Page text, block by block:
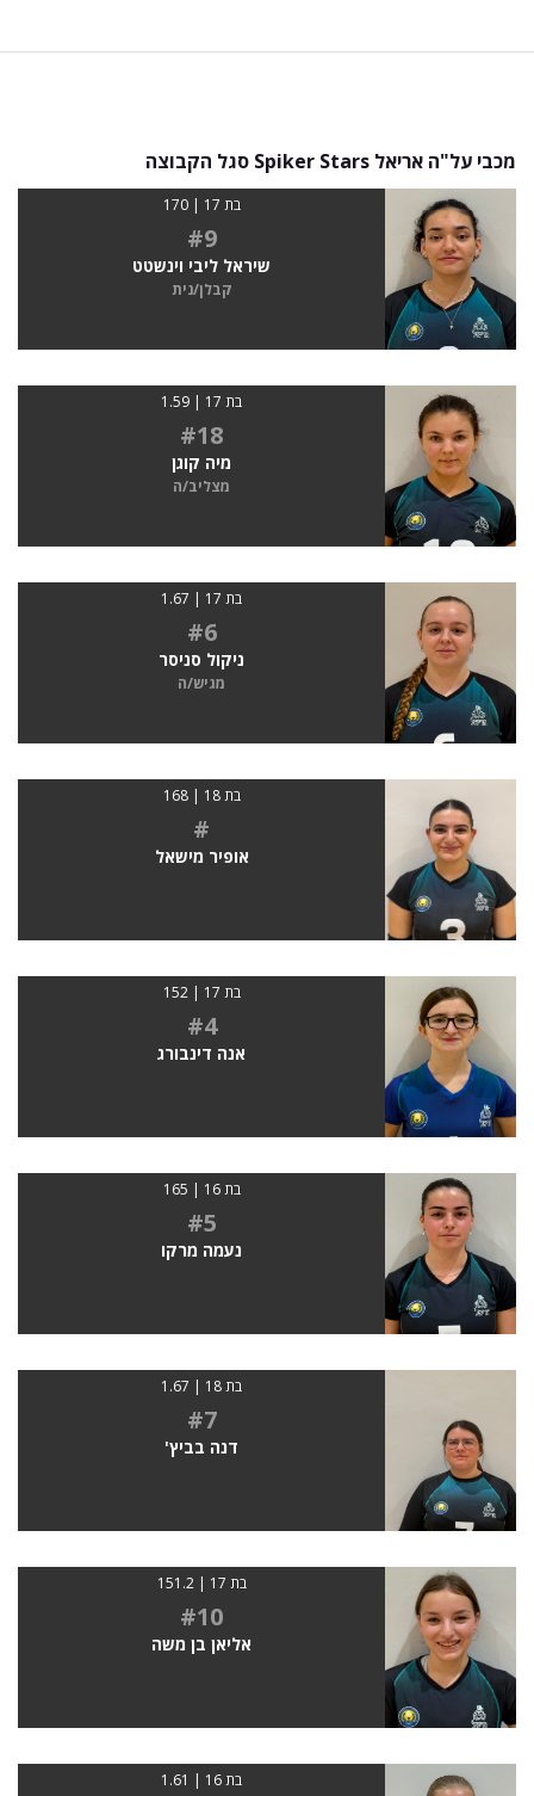
מכבי על"ה אריאל Spiker Stars סגל הקבוצה
בת 17 | 170
#9
שיראל ליבי וינשטט
קבלן/נית
בת 17 | 1.59
#18
מיה קוגן
מצליב/ה
בת 17 | 1.67
#6
ניקול סניסר
מגיש/ה
בת 18 | 168
#
אופיר מישאל
בת 17 | 152
#4
אנה דינבורג
בת 16 | 165
#5
נעמה מרקו
בת 18 | 1.67
#7
דנה בביץ'
בת 17 | 151.2
#10
אליאן בן משה
בת 16 | 1.61